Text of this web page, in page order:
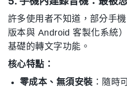
許多使用者不知道，部分手
版本與 Android 客製化系統
基礎的轉文字功能。
核心特點：
零成本、無須安裝 ：隨時